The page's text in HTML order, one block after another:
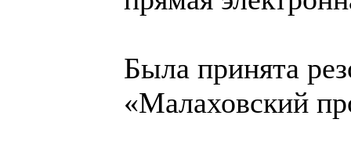
Была принята
«Малаховский